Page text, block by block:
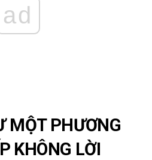
ad
MỘT PHƯƠNG
KHÔNG LỜI